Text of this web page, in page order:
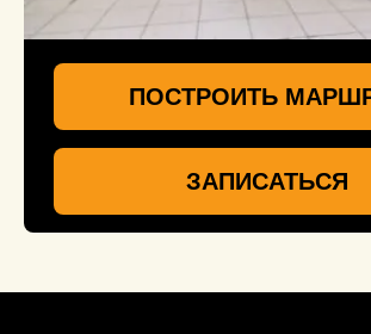
ПОСТРОИТЬ
ЗАПИСАТЬСЯ